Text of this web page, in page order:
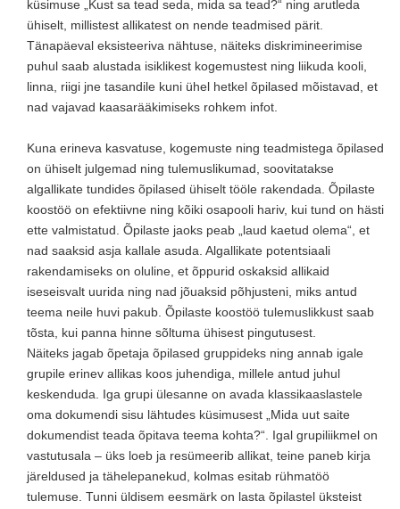
küsimuse „Kust sa tead seda, mida sa tead?“ ning arutleda
ühiselt, millistest allikatest on nende teadmised pärit.
Tänapäeval eksisteeriva nähtuse, näiteks diskrimineerimise
puhul saab alustada isiklikest kogemustest ning liikuda kooli,
linna, riigi jne tasandile kuni ühel hetkel õpilased mõistavad, et
nad vajavad kaasarääkimiseks rohkem infot.
Kuna erineva kasvatuse, kogemuste ning teadmistega õpilased
on ühiselt julgemad ning tulemuslikumad, soovitatakse
algallikate tundides õpilased ühiselt tööle rakendada. Õpilaste
koostöö on efektiivne ning kõiki osapooli hariv, kui tund on hästi
ette valmistatud. Õpilaste jaoks peab „laud kaetud olema“, et
nad saaksid asja kallale asuda. Algallikate potentsiaali
rakendamiseks on oluline, et õppurid oskaksid allikaid
iseseisvalt uurida ning nad jõuaksid põhjusteni, miks antud
teema neile huvi pakub. Õpilaste koostöö tulemuslikkust saab
tõsta, kui panna hinne sõltuma ühisest pingutusest.
Näiteks jagab õpetaja õpilased gruppideks ning annab igale
grupile erinev allikas koos juhendiga, millele antud juhul
keskenduda. Iga grupi ülesanne on avada klassikaaslastele
oma dokumendi sisu lähtudes küsimusest „Mida uut saite
dokumendist teada õpitava teema kohta?“. Igal grupiliikmel on
vastutusala – üks loeb ja resümeerib allikat, teine paneb kirja
järeldused ja tähelepanekud, kolmas esitab rühmatöö
tulemuse. Tunni üldisem eesmärk on lasta õpilastel üksteist